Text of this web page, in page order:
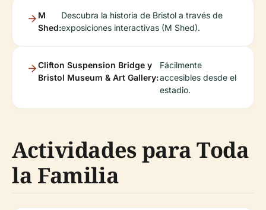
M
Shed:
Descubra la historia de Bristol a través de
exposiciones interactivas (M Shed).
Clifton Suspension Bridge y
Bristol Museum & Art Gallery:
Fácilmente
accesibles desde el
estadio.
Actividades para Toda
la Familia